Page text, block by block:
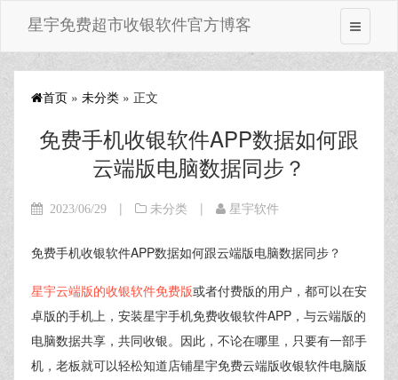
星宇免费超市收银软件官方博客
首页 » 未分类 » 正文
免费手机收银软件APP数据如何跟
云端版电脑数据同步？
2023/06/29 | 未分类 | 星宇软件
免费手机收银软件APP数据如何跟云端版电脑数据同步？
星宇云端版的收银软件免费版或者付费版的用户，都可以在安
卓版的手机上，安装星宇手机免费收银软件APP，与云端版的
电脑数据共享，共同收银。因此，不论在哪里，只要有一部手
机，老板就可以轻松知道店铺星宇免费云端版收银软件电脑版